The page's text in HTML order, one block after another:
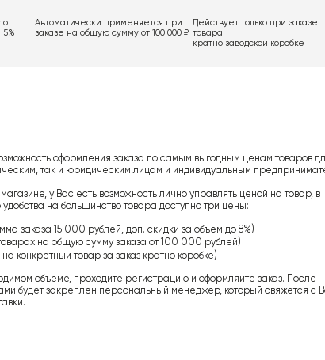
от
Автоматически применяется при
заказе на общую сумму от 100 000 ₽
Действует только при заказе
товара
кратно заводской коробке
оформления заказа по самым выгодным ценам товаров
так и юридическим лицам и индивидуальным
у Вас есть возможность лично управлять ценой на товар, в
на большинство товара доступно три цены:
заказа 15 000 рублей, доп. скидки за объем до 8%)
на общую сумму заказа от 100 000 рублей)
конкретный товар за заказ кратно коробке)
объеме, проходите регистрацию и оформляйте заказ. После
будет закреплен персональный менеджер, который свяжется с